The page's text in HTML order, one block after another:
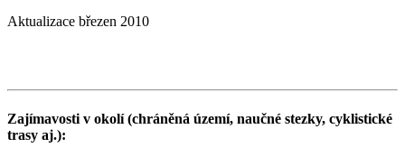
Aktualizace březen 2010
Zajímavosti v okolí (chráněná území, naučné stezky, cyklistické
trasy aj.):